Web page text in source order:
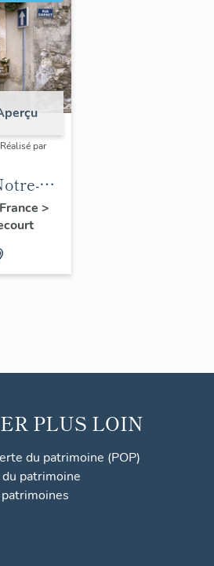
par
>
PLUS LOIN
du patrimoine (POP)
patrimoine